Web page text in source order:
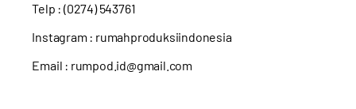
Telp : (0274) 543761
Instagram : rumahproduksiindonesia
Email : rumpod.id@gmail.com